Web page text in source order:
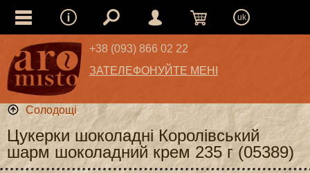
uk
+38 (093) 866 02 22
ЗАТЕЛЕФОНУЙТЕ МЕНІ
Солодощі
Цукерки шоколадні Королівський
шарм шоколадний крем 235 г (05389)